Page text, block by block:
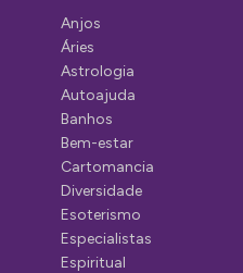
Anjos
Áries
Astrologia
Autoajuda
Banhos
Bem-estar
Cartomancia
Diversidade
Esoterismo
Especialistas
Espiritual